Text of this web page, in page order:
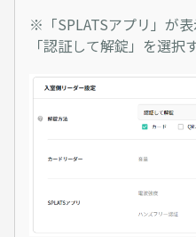
※「SPLATSアプリ」が表
「認証して解錠」を選択